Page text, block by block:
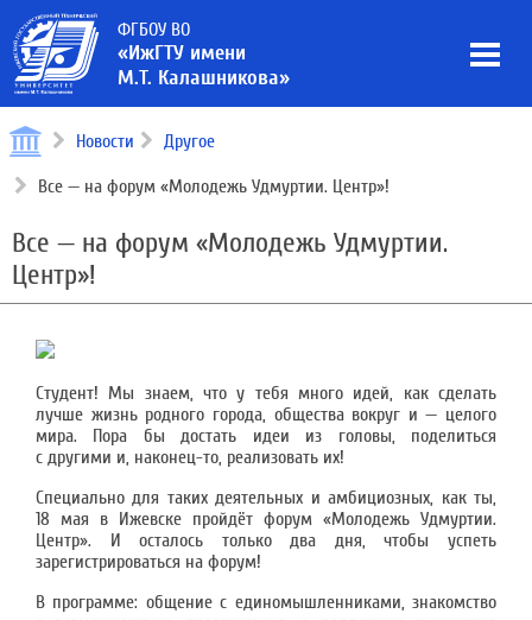
ФГБОУ ВО
«ИжГТУ имени
М.Т. Калашникова»
Новости Другое
Все — на форум «Молодежь Удмуртии. Центр»!
Все — на форум «Молодежь Удмуртии.
Центр»!
Студент! Мы знаем, что у тебя много идей, как сделать
лучше жизнь родного города, общества вокруг и — целого
мира. Пора бы достать идеи из головы, поделиться
с другими и, наконец-то, реализовать их!
Специально для таких деятельных и амбициозных, как ты,
18 мая в Ижевске пройдёт форум «Молодежь Удмуртии.
Центр». И осталось только два дня, чтобы успеть
зарегистрироваться на форум!
В программе: общение с единомышленниками, знакомство